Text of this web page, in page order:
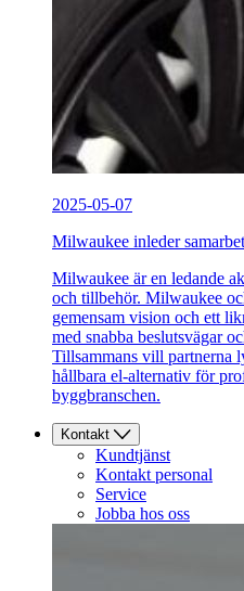
2025-05-07
Milwaukee inleder
Milwaukee är en ledande
och tillbehör. Milwaukee
gemensam vision och ett
med snabba beslutsvägar
Tillsammans vill partnerna
hållbara el-alternativ för
byggbranschen.
Kontakt
Kundtjänst
Kontakt personal
Service
Jobba hos oss